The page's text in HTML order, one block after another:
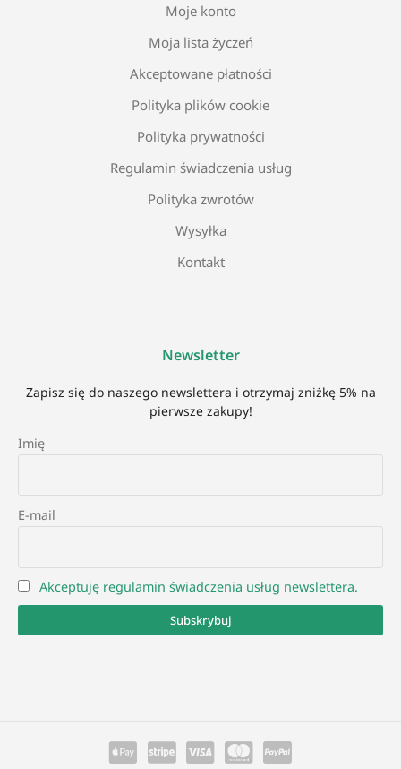
Moje konto
Moja lista życzeń
Akceptowane płatności
Polityka plików cookie
Polityka prywatności
Regulamin świadczenia usług
Polityka zwrotów
Wysyłka
Kontakt
Newsletter
Zapisz się do naszego newslettera i otrzymaj zniżkę 5% na
pierwsze zakupy!
Imię
E-mail
Akceptuję regulamin świadczenia usług newslettera.